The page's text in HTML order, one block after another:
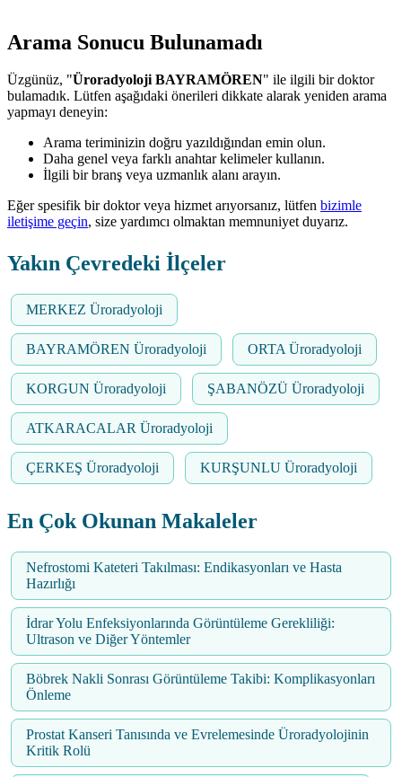
Arama Sonucu Bulunamadı
Üzgünüz, "Üroradyoloji BAYRAMÖREN" ile ilgili bir doktor
bulamadık. Lütfen aşağıdaki önerileri dikkate alarak yeniden arama
yapmayı deneyin:
Arama teriminizin doğru yazıldığından emin olun.
Daha genel veya farklı anahtar kelimeler kullanın.
İlgili bir branş veya uzmanlık alanı arayın.
Eğer spesifik bir doktor veya hizmet arıyorsanız, lütfen bizimle
iletişime geçin, size yardımcı olmaktan memnuniyet duyarız.
Yakın Çevredeki İlçeler
MERKEZ Üroradyoloji
BAYRAMÖREN Üroradyoloji ORTA Üroradyoloji
KORGUN Üroradyoloji ŞABANÖZÜ Üroradyoloji
ATKARACALAR Üroradyoloji
ÇERKEŞ Üroradyoloji KURŞUNLU Üroradyoloji
En Çok Okunan Makaleler
Nefrostomi Kateteri Takılması: Endikasyonları ve Hasta
Hazırlığı
İdrar Yolu Enfeksiyonlarında Görüntüleme Gerekliliği:
Ultrason ve Diğer Yöntemler
Böbrek Nakli Sonrası Görüntüleme Takibi: Komplikasyonları
Önleme
Prostat Kanseri Tanısında ve Evrelemesinde Üroradyolojinin
Kritik Rolü